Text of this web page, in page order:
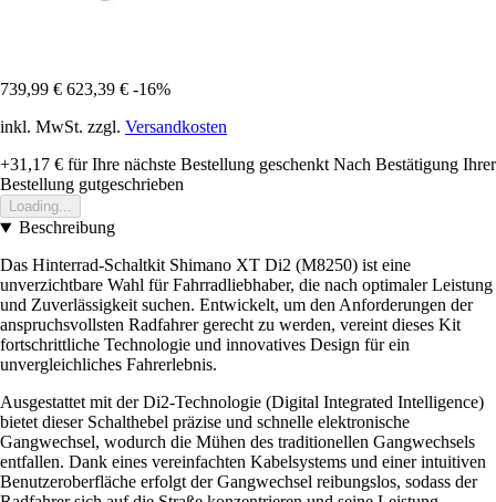
739,99 € 623,39 € -16%
inkl. MwSt. zzgl. Versandkosten
+31,17 € für Ihre nächste Bestellung geschenkt Nach Bestätigung Ihrer
Bestellung gutgeschrieben
Loading...
Beschreibung
Das Hinterrad-Schaltkit Shimano XT Di2 (M8250) ist eine
unverzichtbare Wahl für Fahrradliebhaber, die nach optimaler Leistung
und Zuverlässigkeit suchen. Entwickelt, um den Anforderungen der
anspruchsvollsten Radfahrer gerecht zu werden, vereint dieses Kit
fortschrittliche Technologie und innovatives Design für ein
unvergleichliches Fahrerlebnis.
Ausgestattet mit der Di2-Technologie (Digital Integrated Intelligence)
bietet dieser Schalthebel präzise und schnelle elektronische
Gangwechsel, wodurch die Mühen des traditionellen Gangwechsels
entfallen. Dank eines vereinfachten Kabelsystems und einer intuitiven
Benutzeroberfläche erfolgt der Gangwechsel reibungslos, sodass der